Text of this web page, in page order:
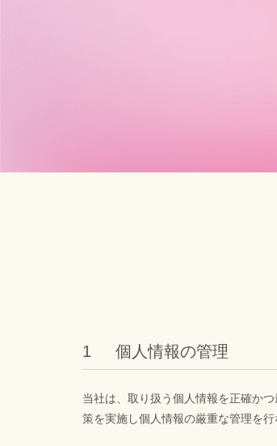
個人情報の管理
当社は、取り扱う個人情報を正確か
策を実施し個人情報の厳重な管理を行